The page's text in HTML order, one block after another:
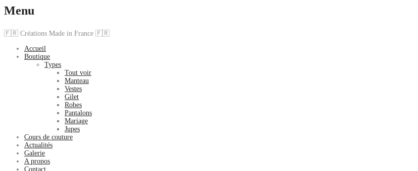
Menu
🇫🇷 Créations Made in France 🇫🇷
Accueil
Boutique
Types
Tout voir
Manteau
Vestes
Gilet
Robes
Pantalons
Mariage
Jupes
Cours de couture
Actualités
Galerie
A propos
Contact